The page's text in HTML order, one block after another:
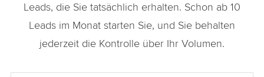
Leads, die Sie tatsächlich erhalten. Schon ab 10
Leads im Monat starten Sie, und Sie behalten
jederzeit die Kontrolle über Ihr Volumen.